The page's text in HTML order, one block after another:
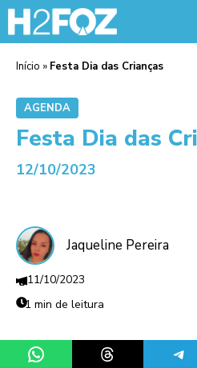
Início » Festa Dia das Crianças
AGENDA
Festa Dia das
12/10/2023
Jaqueline Pereira
11/10/2023
1 min de leitura
Share on WhatsAppShare on Threads